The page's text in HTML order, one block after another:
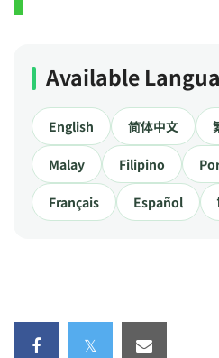
Available
English 简体中文
Malay Filipino
Français Español